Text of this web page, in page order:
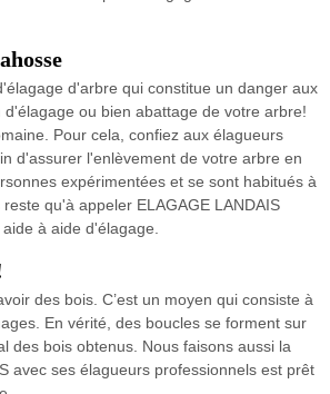
d'arbre qui constitue un danger aux
ou bien abattage de votre arbre!
Pour cela, confiez aux élagueurs
d'assurer l'enlèvement de votre arbre en
expérimentées et se sont habitués à
qu'à appeler ELAGAGE LANDAIS
à aide d'élagage.
des bois. C’est un moyen qui consiste à
En vérité, des boucles se forment sur
des bois obtenus. Nous faisons aussi la
avec ses élagueurs professionnels est prêt